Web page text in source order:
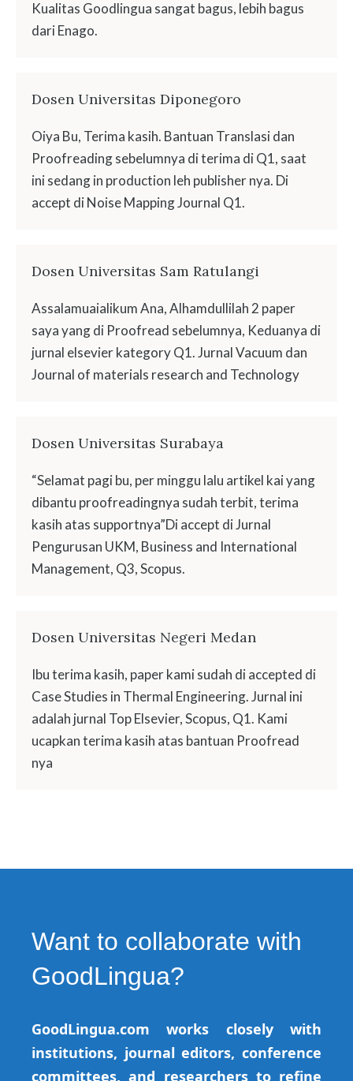
Kualitas Goodlingua sangat bagus, lebih bagus
dari Enago.
Dosen Universitas Diponegoro
Oiya Bu, Terima kasih. Bantuan Translasi dan
Proofreading sebelumnya di terima di Q1, saat
ini sedang in production leh publisher nya. Di
accept di Noise Mapping Journal Q1.
Dosen Universitas Sam Ratulangi
Assalamuaialikum Ana, Alhamdullilah 2 paper
saya yang di Proofread sebelumnya, Keduanya di
jurnal elsevier kategory Q1. Jurnal Vacuum dan
Journal of materials research and Technology
Dosen Universitas Surabaya
“Selamat pagi bu, per minggu lalu artikel kai yang
dibantu proofreadingnya sudah terbit, terima
kasih atas supportnya”Di accept di Jurnal
Pengurusan UKM, Business and International
Management, Q3, Scopus.
Dosen Universitas Negeri Medan
Ibu terima kasih, paper kami sudah di accepted di
Case Studies in Thermal Engineering. Jurnal ini
adalah jurnal Top Elsevier, Scopus, Q1. Kami
ucapkan terima kasih atas bantuan Proofread
nya
Want to collaborate with
GoodLingua?
GoodLingua.com works closely with
institutions, journal editors, conference
committees, and researchers to refine